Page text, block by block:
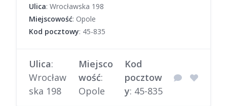
Ulica: Wrocławska 198
Miejscowość: Opole
Kod pocztowy: 45-835
Ulica:
Wrocław
ska 198
Miejsco
wość:
Opole
Kod
pocztow
y: 45-835